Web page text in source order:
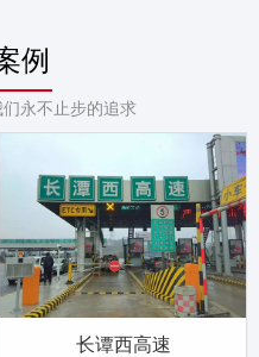
例
永不止步的追求
长谭西高速